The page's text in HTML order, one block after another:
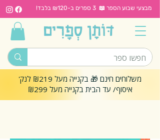
מבצעי שבוע הספר 📖 3 ספרים ב-₪120 בלבד!
משלוחים חינם 🎁 בקנייה מעל ₪219 לנק'
איסוף/ עד הבית בקנייה מעל ₪299